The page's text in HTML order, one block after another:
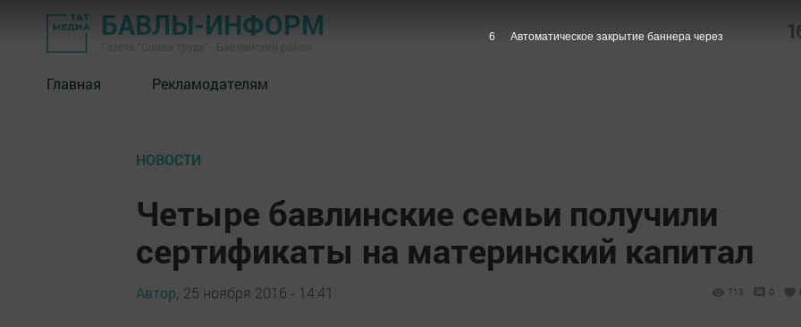
БАВЛЫ-ИНФОРМ
Главная Рекламодателям
НОВОСТИ
Четыре бавлинские семьи получили
сертификаты на материнский капитал
Автор, 25 ноября 2016 - 14:41 713 0
5 Автоматическое закрытие баннера через